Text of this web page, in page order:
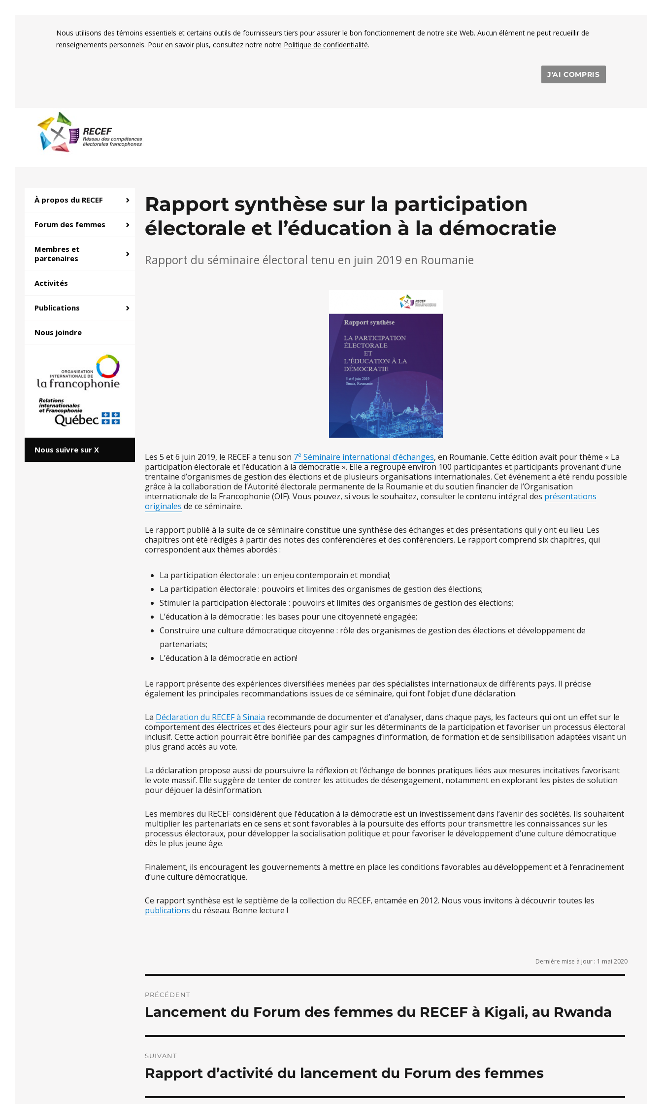
Nous utilisons des témoins essentiels et certains outils de fournisseurs tiers pour assurer le bon fonctionnement de notre site Web. Aucun élément ne peut recueillir de
renseignements personnels. Pour en savoir plus, consultez notre notre Politique de confidentialité.
J'AI COMPRIS
Rapport synthèse sur la participation
électorale et l’éducation à la démocratie
Rapport du séminaire électoral tenu en juin 2019 en Roumanie
Les 5 et 6 juin 2019, le RECEF a tenu son 7e Séminaire international d’échanges, en Roumanie. Cette édition avait pour thème « La
participation électorale et l’éducation à la démocratie ». Elle a regroupé environ 100 participantes et participants provenant d’une
trentaine d’organismes de gestion des élections et de plusieurs organisations internationales. Cet événement a été rendu possible
grâce à la collaboration de l’Autorité électorale permanente de la Roumanie et du soutien financier de l’Organisation
internationale de la Francophonie (OIF). Vous pouvez, si vous le souhaitez, consulter le contenu intégral des présentations
originales de ce séminaire.
Le rapport publié à la suite de ce séminaire constitue une synthèse des échanges et des présentations qui y ont eu lieu. Les
chapitres ont été rédigés à partir des notes des conférencières et des conférenciers. Le rapport comprend six chapitres, qui
correspondent aux thèmes abordés :
La participation électorale : un enjeu contemporain et mondial;
La participation électorale : pouvoirs et limites des organismes de gestion des élections;
Stimuler la participation électorale : pouvoirs et limites des organismes de gestion des élections;
L’éducation à la démocratie : les bases pour une citoyenneté engagée;
Construire une culture démocratique citoyenne : rôle des organismes de gestion des élections et développement de
partenariats;
L’éducation à la démocratie en action!
Le rapport présente des expériences diversifiées menées par des spécialistes internationaux de différents pays. Il précise
également les principales recommandations issues de ce séminaire, qui font l’objet d’une déclaration.
La Déclaration du RECEF à Sinaia recommande de documenter et d’analyser, dans chaque pays, les facteurs qui ont un effet sur le
comportement des électrices et des électeurs pour agir sur les déterminants de la participation et favoriser un processus électoral
inclusif. Cette action pourrait être bonifiée par des campagnes d’information, de formation et de sensibilisation adaptées visant un
plus grand accès au vote.
La déclaration propose aussi de poursuivre la réflexion et l’échange de bonnes pratiques liées aux mesures incitatives favorisant
le vote massif. Elle suggère de tenter de contrer les attitudes de désengagement, notamment en explorant les pistes de solution
pour déjouer la désinformation.
Les membres du RECEF considèrent que l’éducation à la démocratie est un investissement dans l’avenir des sociétés. Ils souhaitent
multiplier les partenariats en ce sens et sont favorables à la poursuite des efforts pour transmettre les connaissances sur les
processus électoraux, pour développer la socialisation politique et pour favoriser le développement d’une culture démocratique
dès le plus jeune âge.
Finalement, ils encouragent les gouvernements à mettre en place les conditions favorables au développement et à l’enracinement
d’une culture démocratique.
Ce rapport synthèse est le septième de la collection du RECEF, entamée en 2012. Nous vous invitons à découvrir toutes les
publications du réseau. Bonne lecture !
Dernière mise à jour : 1 mai 2020
de
l’article
PRÉCÉDENT
Publication
Lancement du Forum des femmes du RECEF à Kigali, au Rwanda
SUIVANT
Publication
Rapport d’activité du lancement du Forum des femmes
À propos du RECEF
Forum des femmes
Membres et
partenaires
Activités
Publications
Nous joindre
Nous suivre sur X